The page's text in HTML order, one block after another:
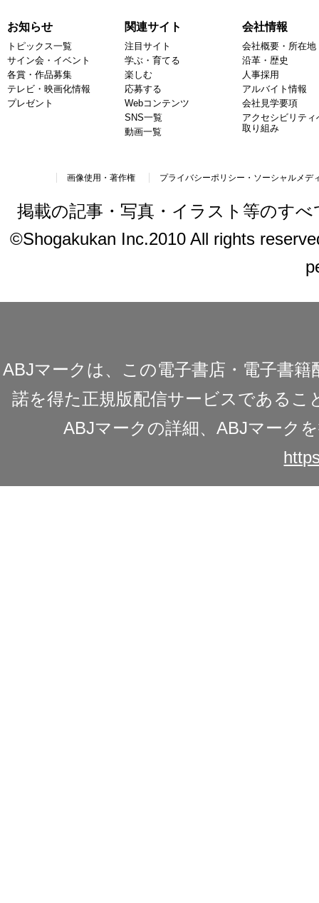
お知らせ
トピックス一覧
サイン会・イベント
各賞・作品募集
テレビ・映画化情報
プレゼント
関連サイト
注目サイト
学ぶ・育てる
楽しむ
応募する
Webコンテンツ
SNS一覧
動画一覧
会社情報
会社概要・所在地
沿革・歴史
人事採用
アルバイト情報
会社見学要項
アクセシビリティ
取り組み
画像使用・著作権 プライバシーポリシー・ソーシャルメデ
掲載の記事・写真・イラスト等のす
©Shogakukan Inc.2010 All rights
ABJマークは、この電子書店・電子書
諾を得た正規版配信サービスであるこ
ABJマークの詳細、ABJマーク